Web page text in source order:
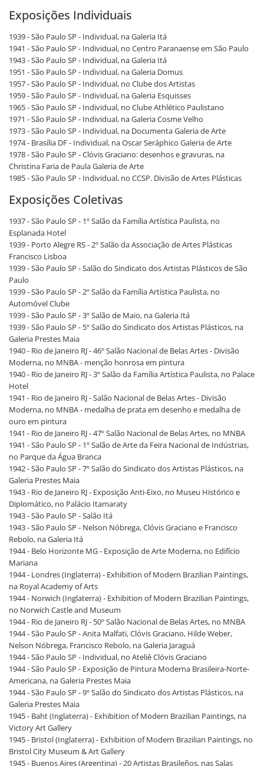
Exposições Individuais
1939 - São Paulo SP - Individual, na Galeria Itá
1941 - São Paulo SP - Individual, no Centro Paranaense em São Paulo
1943 - São Paulo SP - Individual, na Galeria Itá
1951 - São Paulo SP - Individual, na Galeria Domus
1957 - São Paulo SP - Individual, no Clube dos Artistas
1959 - São Paulo SP - Individual, na Galeria Esquisses
1965 - São Paulo SP - Individual, no Clube Athlético Paulistano
1971 - São Paulo SP - Individual, na Galeria Cosme Velho
1973 - São Paulo SP - Individual, na Documenta Galeria de Arte
1974 - Brasília DF - Individual, na Oscar Seráphico Galeria de Arte
1978 - São Paulo SP - Clóvis Graciano: desenhos e gravuras, na
Christina Faria de Paula Galeria de Arte
1985 - São Paulo SP - Individual, no CCSP. Divisão de Artes Plásticas
Exposições Coletivas
1937 - São Paulo SP - 1º Salão da Família Artística Paulista, no
Esplanada Hotel
1939 - Porto Alegre RS - 2º Salão da Associação de Artes Plásticas
Francisco Lisboa
1939 - São Paulo SP - Salão do Sindicato dos Artistas Plásticos de São
Paulo
1939 - São Paulo SP - 2º Salão da Família Artística Paulista, no
Automóvel Clube
1939 - São Paulo SP - 3º Salão de Maio, na Galeria Itá
1939 - São Paulo SP - 5º Salão do Sindicato dos Artistas Plásticos, na
Galeria Prestes Maia
1940 - Rio de Janeiro RJ - 46º Salão Nacional de Belas Artes - Divisão
Moderna, no MNBA - menção honrosa em pintura
1940 - Rio de Janeiro RJ - 3º Salão da Família Artística Paulista, no Palace
Hotel
1941 - Rio de Janeiro RJ - Salão Nacional de Belas Artes - Divisão
Moderna, no MNBA - medalha de prata em desenho e medalha de
ouro em pintura
1941 - Rio de Janeiro RJ - 47º Salão Nacional de Belas Artes, no MNBA
1941 - São Paulo SP - 1º Salão de Arte da Feira Nacional de Indústrias,
no Parque da Água Branca
1942 - São Paulo SP - 7º Salão do Sindicato dos Artistas Plásticos, na
Galeria Prestes Maia
1943 - Rio de Janeiro RJ - Exposição Anti-Eixo, no Museu Histórico e
Diplomático, no Palácio Itamaraty
1943 - São Paulo SP - Salão Itá
1943 - São Paulo SP - Nelson Nóbrega, Clóvis Graciano e Francisco
Rebolo, na Galeria Itá
1944 - Belo Horizonte MG - Exposição de Arte Moderna, no Edifício
Mariana
1944 - Londres (Inglaterra) - Exhibition of Modern Brazilian Paintings,
na Royal Academy of Arts
1944 - Norwich (Inglaterra) - Exhibition of Modern Brazilian Paintings,
no Norwich Castle and Museum
1944 - Rio de Janeiro RJ - 50º Salão Nacional de Belas Artes, no MNBA
1944 - São Paulo SP - Anita Malfati, Clóvis Graciano, Hilde Weber,
Nelson Nóbrega, Francisco Rebolo, na Galeria Jaraguá
1944 - São Paulo SP - Individual, no Ateliê Clóvis Graciano
1944 - São Paulo SP - Exposição de Pintura Moderna Brasileira-Norte-
Americana, na Galeria Prestes Maia
1944 - São Paulo SP - 9º Salão do Sindicato dos Artistas Plásticos, na
Galeria Prestes Maia
1945 - Baht (Inglaterra) - Exhibition of Modern Brazilian Paintings, na
Victory Art Gallery
1945 - Bristol (Inglaterra) - Exhibition of Modern Brazilian Paintings, no
Bristol City Museum & Art Gallery
1945 - Buenos Aires (Argentina) - 20 Artistas Brasileños, nas Salas